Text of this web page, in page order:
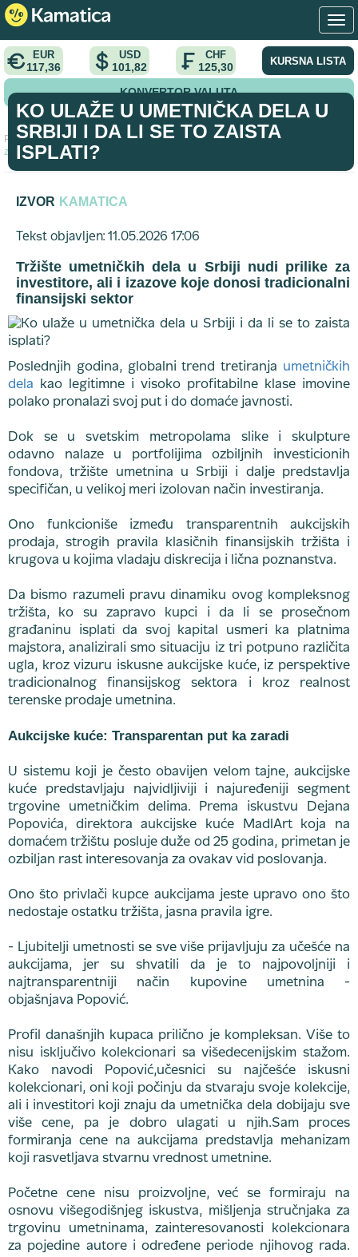
EUR
117,36
USD
101,82
CHF
125,30 KURSNA LISTA
KONVERTOR VALUTA
Početna > vest >
Ko ulaže u umetnička dela u Srbiji i da li se to
zaista isplati?
KO ULAŽE U UMETNIČKA DELA U
SRBIJI I DA LI SE TO ZAISTA
ISPLATI?
IZVOR KAMATICA
Tekst objavljen: 11.05.2026 17:06
Tržište umetničkih dela u Srbiji nudi prilike za
investitore, ali i izazove koje donosi tradicionalni
finansijski sektor
Poslednjih godina, globalni trend tretiranja umetničkih
dela
kao legitimne i visoko profitabilne klase imovine
polako pronalazi svoj put i do domaće javnosti.
Dok se u svetskim metropolama slike i skulpture
odavno nalaze u portfolijima ozbiljnih investicionih
fondova, tržište umetnina u Srbiji i dalje predstavlja
specifičan, u velikoj meri izolovan način investiranja.
Ono funkcioniše između transparentnih aukcijskih
prodaja, strogih pravila klasičnih finansijskih tržišta i
krugova u kojima vladaju diskrecija i lična poznanstva.
Da bismo razumeli pravu dinamiku ovog kompleksnog
tržišta, ko su zapravo kupci i da li se prosečnom
građaninu isplati da svoj kapital usmeri ka platnima
majstora, analizirali smo situaciju iz tri potpuno različita
ugla, kroz vizuru iskusne aukcijske kuće, iz perspektive
tradicionalnog finansijskog sektora i kroz realnost
terenske prodaje umetnina.
Aukcijske kuće: Transparentan put ka zaradi
U sistemu koji je često obavijen velom tajne, aukcijske
kuće predstavljaju najvidljiviji i najuređeniji segment
trgovine umetničkim delima. Prema iskustvu Dejana
Popovića, direktora aukcijske kuće MadlArt koja na
domaćem tržištu posluje duže od 25 godina, primetan je
ozbiljan rast interesovanja za ovakav vid poslovanja.
Ono što privlači kupce aukcijama jeste upravo ono što
nedostaje ostatku tržišta, jasna pravila igre.
- Ljubitelji umetnosti se sve više prijavljuju za učešće na
aukcijama, jer su shvatili da je to najpovoljniji i
najtransparentniji način kupovine umetnina -
objašnjava Popović.
Profil današnjih kupaca prilično je kompleksan. Više to
nisu isključivo kolekcionari sa višedecenijskim stažom.
Kako navodi Popović,učesnici su najčešće iskusni
kolekcionari, oni koji počinju da stvaraju svoje kolekcije,
ali i investitori koji znaju da umetnička dela dobijaju sve
više cene, pa je dobro ulagati u njih.Sam proces
formiranja cene na aukcijama predstavlja mehanizam
koji rasvetljava stvarnu vrednost umetnine.
Početne cene nisu proizvoljne, već se formiraju na
osnovu višegodišnjeg iskustva, mišljenja stručnjaka za
trgovinu umetninama, zainteresovanosti kolekcionara
za pojedine autore i određene periode njihovog rada.